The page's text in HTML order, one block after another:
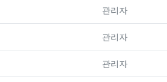
등록자
관리자
등록자
관리자
등록자
관리자